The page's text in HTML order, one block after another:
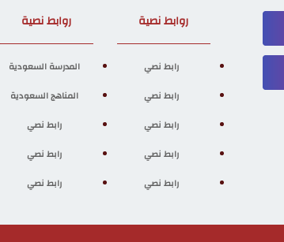
روابط نصية
رابط نصي
رابط نصي
رابط نصي
رابط نصي
رابط نصي
روابط نصية
المدرسة السعودية
المناهج السعودية
رابط نصي
رابط نصي
رابط نصي